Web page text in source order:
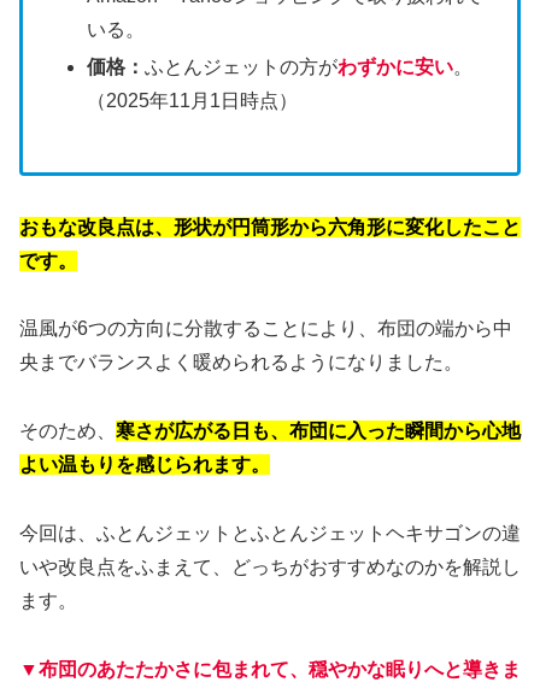
いる。
価格：ふとんジェットの方がわずかに安い。
（2025年11月1日時点）
おもな改良点は、形状が円筒形から六角形に変化したこと
です。
温風が6つの方向に分散することにより、布団の端から中
央までバランスよく暖められるようになりました。
そのため、 寒さが広がる日も、布団に入った瞬間から心地
よい温もりを感じられます。
今回は、ふとんジェットとふとんジェットヘキサゴンの違
いや改良点をふまえて、どっちがおすすめなのかを解説し
ます。
▼布団のあたたかさに包まれて、穏やかな眠りへと導きま